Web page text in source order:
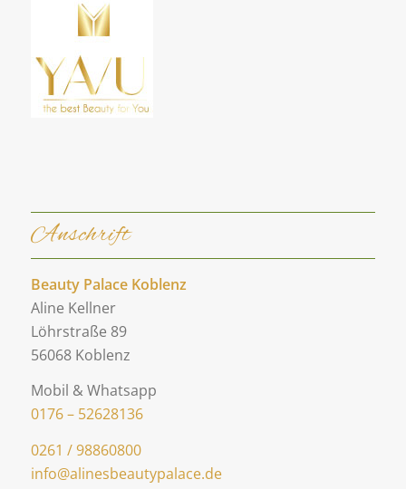
Anschrift
Beauty Palace Koblenz
Aline Kellner
Löhrstraße 89
56068 Koblenz
Mobil & Whatsapp
0176 – 52628136
0261 / 98860800
info@alinesbeautypalace.de